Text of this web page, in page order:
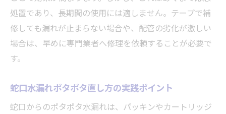
処置であり、長期間の使用には適しません。テープで補
修しても漏れが止まらない場合や、配管の劣化が激しい
場合は、早めに専門業者へ修理を依頼することが必要で
す。
蛇口水漏れポタポタ直し方の実践ポイント
蛇口からのポタポタ水漏れは、パッキンやカートリッジ